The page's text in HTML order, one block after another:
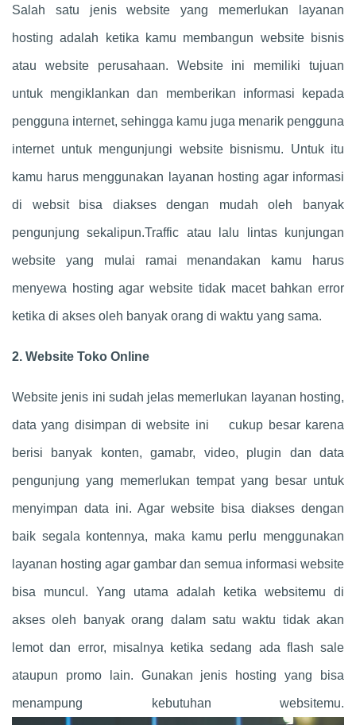
Salah satu jenis website yang memerlukan layanan
hosting adalah ketika kamu membangun website bisnis
atau website perusahaan. Website ini memiliki tujuan
untuk mengiklankan dan memberikan informasi kepada
pengguna internet, sehingga kamu juga menarik pengguna
internet untuk mengunjungi website bisnismu. Untuk itu
kamu harus menggunakan layanan hosting agar informasi
di websit bisa diakses dengan mudah oleh banyak
pengunjung sekalipun.Traffic atau lalu lintas kunjungan
website yang mulai ramai menandakan kamu harus
menyewa hosting agar website tidak macet bahkan error
ketika di akses oleh banyak orang di waktu yang sama.
2. Website Toko Online
Website jenis ini sudah jelas memerlukan layanan hosting,
data yang disimpan di website ini cukup besar karena
berisi banyak konten, gamabr, video, plugin dan data
pengunjung yang memerlukan tempat yang besar untuk
menyimpan data ini. Agar website bisa diakses dengan
baik segala kontennya, maka kamu perlu menggunakan
layanan hosting agar gambar dan semua informasi website
bisa muncul. Yang utama adalah ketika websitemu di
akses oleh banyak orang dalam satu waktu tidak akan
lemot dan error, misalnya ketika sedang ada flash sale
ataupun promo lain. Gunakan jenis hosting yang bisa
menampung kebutuhan websitemu.